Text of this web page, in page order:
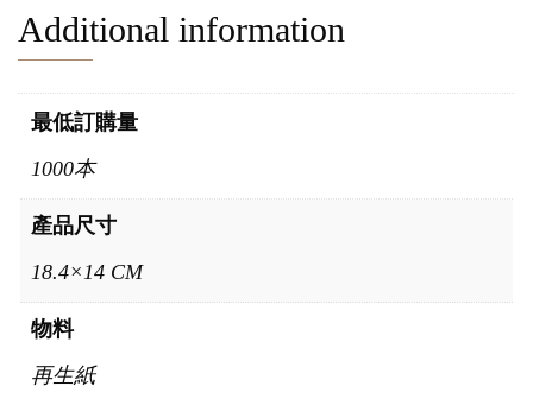
Additional information
最低訂購量
1000本
產品尺寸
18.4×14 CM
物料
再生紙